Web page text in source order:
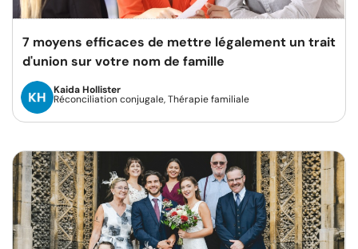
7 moyens efficaces de mettre légalement un trait
d'union sur votre nom de famille
Kaida Hollister
Réconciliation conjugale, Thérapie familiale